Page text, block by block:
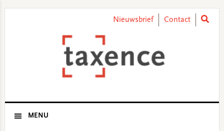
Nieuwsbrief Contact
MENU